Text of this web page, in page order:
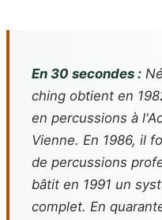
En 30 secondes :
ching obtient en
en percussions à
Vienne. En 1986, il
de percussions
bâtit en 1991 un
complet. En